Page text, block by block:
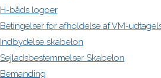
H-båds logoer
Betingelser for afholdelse af VM-
Indbydelse skabelon
Sejladsbestemmelser Skabelon
Bemanding